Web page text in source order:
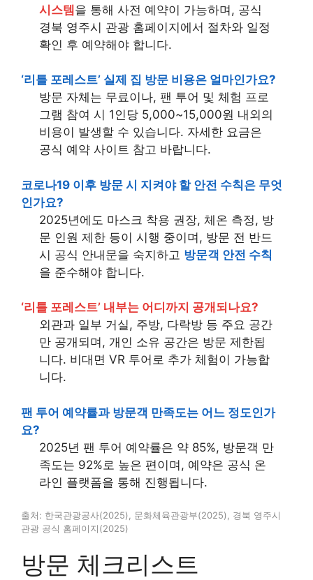
시스템을 통해 사전 예약이 가능하며, 공식
경북 영주시 관광 홈페이지에서 절차와 일정
확인 후 예약해야 합니다.
‘리틀 포레스트’ 실제 집 방문 비용은 얼마인가요?
방문 자체는 무료이나, 팬 투어 및 체험 프로
그램 참여 시 1인당 5,000~15,000원 내외의
비용이 발생할 수 있습니다. 자세한 요금은
공식 예약 사이트 참고 바랍니다.
코로나19 이후 방문 시 지켜야 할 안전 수칙은 무엇
인가요?
2025년에도 마스크 착용 권장, 체온 측정, 방
문 인원 제한 등이 시행 중이며, 방문 전 반드
시 공식 안내문을 숙지하고 방문객 안전 수칙
을 준수해야 합니다.
‘리틀 포레스트’ 내부는 어디까지 공개되나요?
외관과 일부 거실, 주방, 다락방 등 주요 공간
만 공개되며, 개인 소유 공간은 방문 제한됩
니다. 비대면 VR 투어로 추가 체험이 가능합
니다.
팬 투어 예약률과 방문객 만족도는 어느 정도인가
요?
2025년 팬 투어 예약률은 약 85%, 방문객 만
족도는 92%로 높은 편이며, 예약은 공식 온
라인 플랫폼을 통해 진행됩니다.
출처: 한국관광공사(2025), 문화체육관광부(2025), 경북 영주시
관광 공식 홈페이지(2025)
방문 체크리스트